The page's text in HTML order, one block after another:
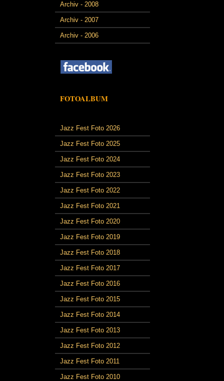
Archiv - 2008
Archiv - 2007
Archiv - 2006
FOTOALBUM
Jazz Fest Foto 2026
Jazz Fest Foto 2025
Jazz Fest Foto 2024
Jazz Fest Foto 2023
Jazz Fest Foto 2022
Jazz Fest Foto 2021
Jazz Fest Foto 2020
Jazz Fest Foto 2019
Jazz Fest Foto 2018
Jazz Fest Foto 2017
Jazz Fest Foto 2016
Jazz Fest Foto 2015
Jazz Fest Foto 2014
Jazz Fest Foto 2013
Jazz Fest Foto 2012
Jazz Fest Foto 2011
Jazz Fest Foto 2010